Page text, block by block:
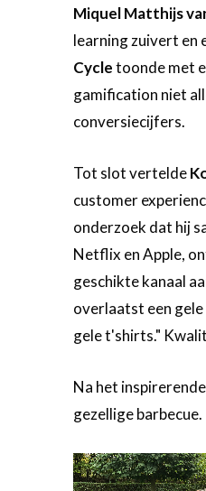
Miquel Matthijs
learning zuivert en
Cycletoonde met
gamification niet
conversiecijfers.
Tot slot vertelde
customer
onderzoek dat hij
Netflix en Apple,
geschikte kanaal
overlaatst een
gele t'shirts."
Na het
gezellige barbecue.